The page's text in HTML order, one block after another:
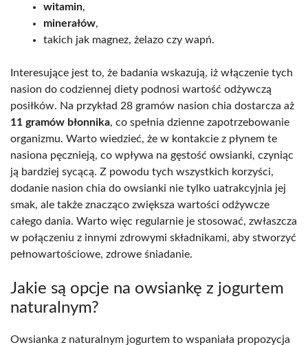
witamin,
minerałów,
takich jak magnez, żelazo czy wapń.
Interesujące jest to, że badania wskazują, iż włączenie tych
nasion do codziennej diety podnosi wartość odżywczą
posiłków. Na przykład 28 gramów nasion chia dostarcza aż
11 gramów błonnika, co spełnia dzienne zapotrzebowanie
organizmu. Warto wiedzieć, że w kontakcie z płynem te
nasiona pęcznieją, co wpływa na gęstość owsianki, czyniąc
ją bardziej sycącą. Z powodu tych wszystkich korzyści,
dodanie nasion chia do owsianki nie tylko uatrakcyjnia jej
smak, ale także znacząco zwiększa wartości odżywcze
całego dania. Warto więc regularnie je stosować, zwłaszcza
w połączeniu z innymi zdrowymi składnikami, aby stworzyć
pełnowartościowe, zdrowe śniadanie.
Jakie są opcje na owsiankę z jogurtem
naturalnym?
Owsianka z naturalnym jogurtem to wspaniała propozycja